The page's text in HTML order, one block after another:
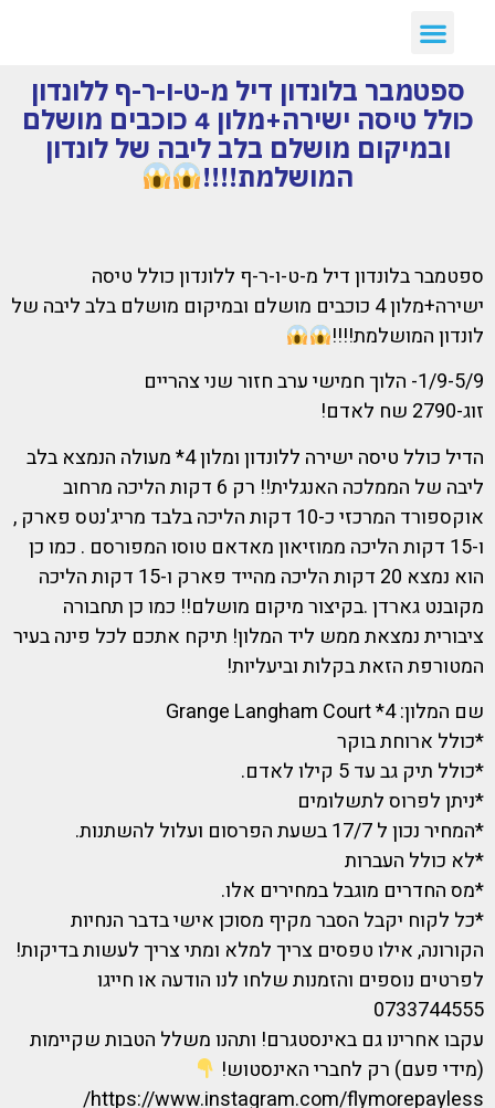
ספטמבר בלונדון דיל מ-ט-ו-ר-ף ללונדון
כולל טיסה ישירה+מלון 4 כוכבים מושלם
ובמיקום מושלם בלב ליבה של לונדון
המושלמת!!!!
ספטמבר בלונדון דיל מ-ט-ו-ר-ף ללונדון כולל טיסה
ישירה+מלון 4 כוכבים מושלם ובמיקום מושלם בלב ליבה של
לונדון המושלמת!!!!
1/9-5/9- הלוך חמישי ערב חזור שני צהריים
זוג-2790 שח לאדם!
הדיל כולל טיסה ישירה ללונדון ומלון 4* מעולה הנמצא בלב
ליבה של הממלכה האנגלית!! רק 6 דקות הליכה מרחוב
אוקספורד המרכזי כ-10 דקות הליכה בלבד מריג'נטס פארק ,
ו-15 דקות הליכה ממוזיאון מאדאם טוסו המפורסם . כמו כן
הוא נמצא 20 דקות הליכה מהייד פארק ו-15 דקות הליכה
מקובנט גארדן .בקיצור מיקום מושלם!! כמו כן תחבורה
ציבורית נמצאת ממש ליד המלון! תיקח אתכם לכל פינה בעיר
המטורפת הזאת בקלות וביעליות!
שם המלון: 4* Grange Langham Court
*כולל ארוחת בוקר
*כולל תיק גב עד 5 קילו לאדם.
*ניתן לפרוס לתשלומים
*המחיר נכון ל 17/7 בשעת הפרסום ועלול להשתנות.
*לא כולל העברות
*מס החדרים מוגבל במחירים אלו.
*כל לקוח יקבל הסבר מקיף מסוכן אישי בדבר הנחיות
הקורונה, אילו טפסים צריך למלא ומתי צריך לעשות בדיקות!
לפרטים נוספים והזמנות שלחו לנו הודעה או חייגו
0733744555
עקבו אחרינו גם באינסטגרם! ותהנו משלל הטבות שקיימות
(מידי פעם) רק לחברי האינסטוש!
https://www.instagram.com/flymorepayless/